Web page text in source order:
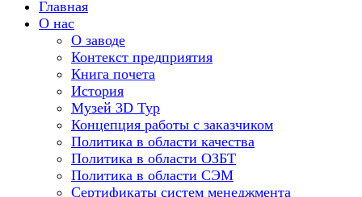
Главная
О нас
О заводе
Контекст предприятия
Книга почета
История
Музей 3D Тур
Концепция работы с заказчиком
Политика в области качества
Политика в области ОЗБТ
Политика в области СЭМ
Сертификаты систем менеджмента